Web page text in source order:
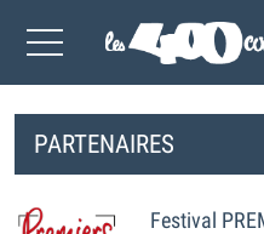
PARTENAIRES
Festival